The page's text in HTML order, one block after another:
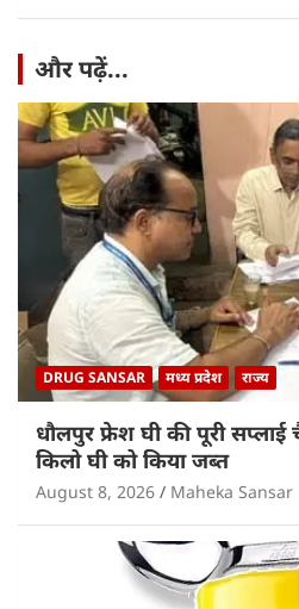
और पढ़ें...
DRUG SANSAR मध्य प्रदेश राज्य
धौलपुर फ्रेश घी की पूरी
किलो घी को किया जब्त
August 8, 2026 Maheka Sansar